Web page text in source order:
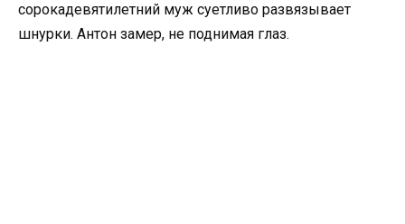
сорокадевятилетний муж суетливо развязывает
шнурки. Антон замер, не поднимая глаз.